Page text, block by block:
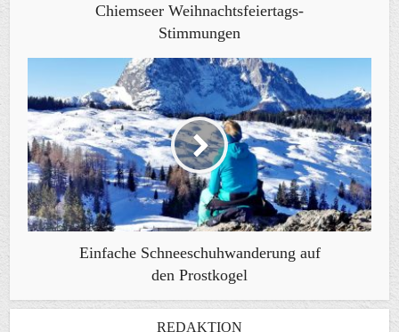
Chiemseer Weihnachtsfeiertags-
Stimmungen
Einfache Schneeschuhwanderung auf
den Prostkogel
REDAKTION